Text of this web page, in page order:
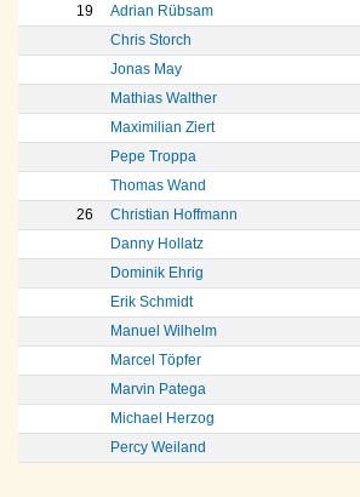
19
Adrian Rübsam
Chris Storch
Jonas May
Mathias Walther
Maximilian Ziert
Pepe Troppa
Thomas Wand
26
Christian Hoffmann
Danny Hollatz
Dominik Ehrig
Erik Schmidt
Manuel Wilhelm
Marcel Töpfer
Marvin Patega
Michael Herzog
Percy Weiland